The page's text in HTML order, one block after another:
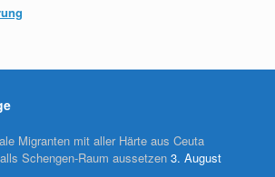
Migranten mit aller Härte aus Ceuta
Schengen-Raum aussetzen 3. August